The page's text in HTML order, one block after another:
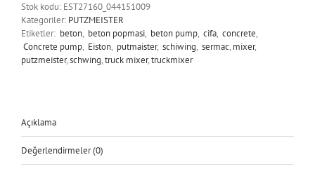
Stok kodu: EST27160_044151009
Kategoriler: PUTZMEISTER
Etiketler: beton, beton popmasi, beton pump, cifa, concrete,
Concrete pump, Eiston, putmaister, schiwing, sermac,mixer,
putzmeister,schwing,truck mixer,truckmixer
Açıklama
Değerlendirmeler (0)